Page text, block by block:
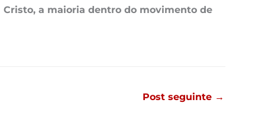
a maioria dentro do movimento de
Post seguinte →